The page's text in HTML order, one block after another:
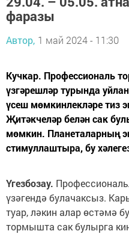
фаразы
Автор, 1 май 2024 - 11:30
Кучкар. Профессиональ
үзгәрешләр турында
үсеш мөмкинлекләре тиз
Җитәкчеләр белән сак
мөмкин. Планеталарның
стимуллаштыра, бу
Үгезбозау.
үзәгендә булачаксыз.
туар, ләкин алар өстәмә
тормышта сак булырга